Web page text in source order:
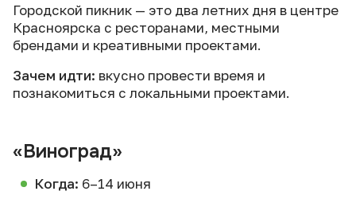
Городской пикник — это два летних дня в центре
Красноярска с ресторанами, местными
брендами и креативными проектами.
Зачем идти: вкусно провести время и
познакомиться с локальными проектами.
«Виноград»
Когда: 6–14 июня